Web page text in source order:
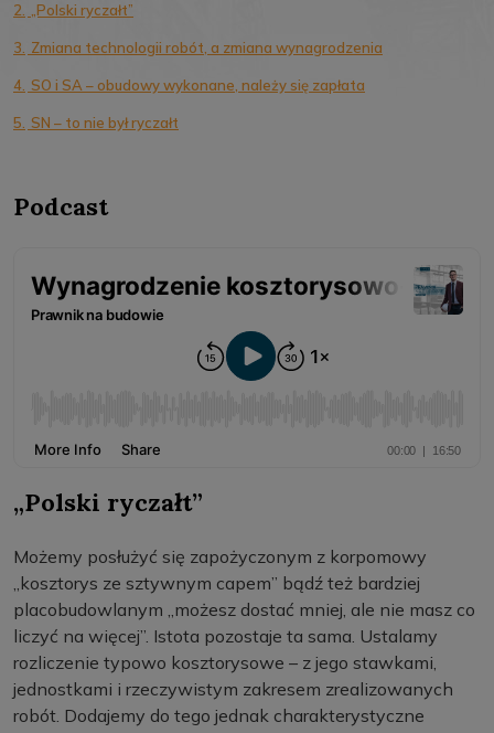
2. „Polski ryczałt”
3. Zmiana technologii robót, a zmiana wynagrodzenia
4. SO i SA – obudowy wykonane, należy się zapłata
5. SN – to nie był ryczałt
Podcast
„Polski ryczałt”
Możemy posłużyć się zapożyczonym z korpomowy
„kosztorys ze sztywnym capem” bądź też bardziej
placobudowlanym „możesz dostać mniej, ale nie masz co
liczyć na więcej”. Istota pozostaje ta sama. Ustalamy
rozliczenie typowo kosztorysowe – z jego stawkami,
jednostkami i rzeczywistym zakresem zrealizowanych
robót. Dodajemy do tego jednak charakterystyczne